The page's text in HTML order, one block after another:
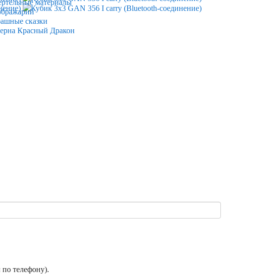
материалы
сказки
Красный Дракон
телефону).